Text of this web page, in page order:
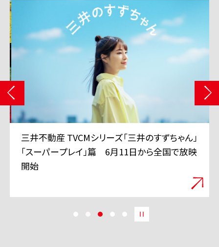
三井不動産 TVCMシリーズ「三井のすずちゃん」
「スーパープレイ」篇 6月11日から全国で放映
開始